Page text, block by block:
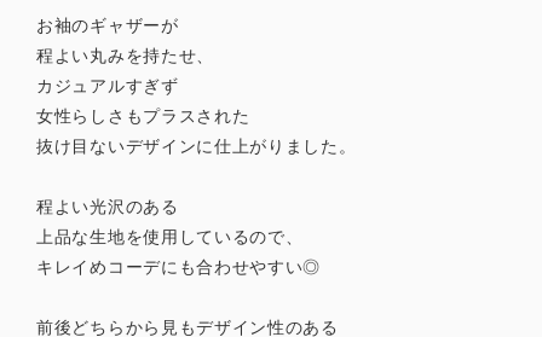
お袖のギャザーが
程よい丸みを持たせ、
カジュアルすぎず
女性らしさもプラスされた
抜け目ないデザインに仕上がりました。
程よい光沢のある
上品な生地を使用しているので、
キレイめコーデにも合わせやすい◎
前後どちらから見もデザイン性のある